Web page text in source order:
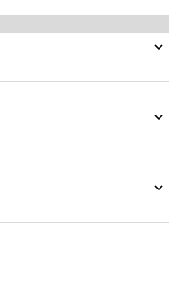
개발된 에이지드 이펙트
며, 트리밍된 더블 G 하